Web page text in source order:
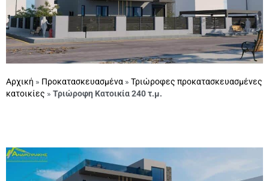
Αρχική » Προκατασκευασμένα » Τριώροφες προκατασκευασμένες
κατοικίες » Τριώροφη Κατοικία 240 τ.μ.